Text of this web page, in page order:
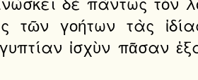
τῶν γοήτων τὰς
ἰσχὺν πᾶσαν